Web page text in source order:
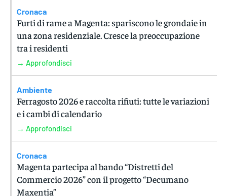
Cronaca
Furti di rame a Magenta: spariscono le grondaie in
una zona residenziale. Cresce la preoccupazione
tra i residenti
→ Approfondisci
Ambiente
Ferragosto 2026 e raccolta rifiuti: tutte le variazioni
e i cambi di calendario
→ Approfondisci
Cronaca
Magenta partecipa al bando “Distretti del
Commercio 2026” con il progetto “Decumano
Maxentia”